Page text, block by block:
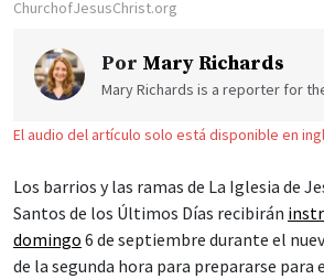
ChurchofJesusChrist.org
Por Mary Richards
Mary Richards is a reporter for
El audio del artículo solo está disponible en
Los barrios y las ramas de La Iglesia de
Santos de los Últimos Días recibirán
domingo 6 de septiembre durante el
de la segunda hora para prepararse para